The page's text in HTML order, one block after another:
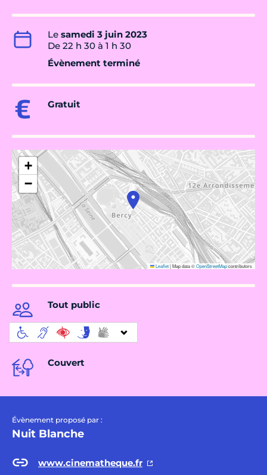
Le samedi 3 juin 2023
De 22 h 30 à 1 h 30
Évènement terminé
Gratuit
+
−
Leaflet|Map data ©OpenStreetMapcontributors
Tout public
Couvert
Évènement proposé par :
Nuit Blanche
www.cinematheque.fr